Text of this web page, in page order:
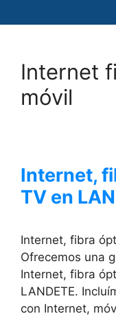
Internet
móvil
Internet,
TV en
Internet, fibra
Ofrecemos una
Internet, fibra
LANDETE.
con Internet,